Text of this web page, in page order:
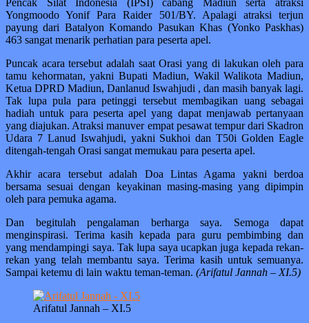
Pencak Silat Indonesia (IPSI) cabang Madiun serta atraksi
Yongmoodo Yonif Para Raider 501/BY. Apalagi atraksi terjun
payung dari Batalyon Komando Pasukan Khas (Yonko Paskhas)
463 sangat menarik perhatian para peserta apel.
Puncak acara tersebut adalah saat Orasi yang di lakukan oleh para
tamu kehormatan, yakni Bupati Madiun, Wakil Walikota Madiun,
Ketua DPRD Madiun, Danlanud Iswahjudi , dan masih banyak lagi.
Tak lupa pula para petinggi tersebut membagikan uang sebagai
hadiah untuk para peserta apel yang dapat menjawab pertanyaan
yang diajukan. Atraksi manuver empat pesawat tempur dari Skadron
Udara 7 Lanud Iswahjudi, yakni Sukhoi dan T50i Golden Eagle
ditengah-tengah Orasi sangat memukau para peserta apel.
Akhir acara tersebut adalah Doa Lintas Agama yakni berdoa
bersama sesuai dengan keyakinan masing-masing yang dipimpin
oleh para pemuka agama.
Dan begitulah pengalaman berharga saya. Semoga dapat
menginspirasi. Terima kasih kepada para guru pembimbing dan
yang mendampingi saya. Tak lupa saya ucapkan juga kepada rekan-
rekan yang telah membantu saya. Terima kasih untuk semuanya.
Sampai ketemu di lain waktu teman-teman. (Arifatul Jannah – XI.5)
Arifatul Jannah – XI.5